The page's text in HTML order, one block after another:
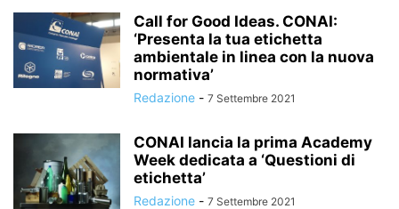
Call for Good Ideas. CONAI:
‘Presenta la tua etichetta
ambientale in linea con la nuova
normativa’
Redazione - 7 Settembre 2021
CONAI lancia la prima Academy
Week dedicata a ‘Questioni di
etichetta’
Redazione - 7 Settembre 2021